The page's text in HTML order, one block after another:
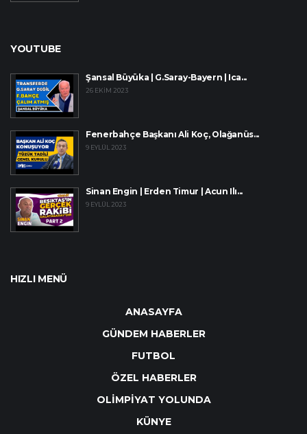
YOUTUBE
Şansal Büyüka | G.Saray-Bayern | Ica...
26 EKIM 2023
Fenerbahçe Başkanı Ali Koç, Olağanüs...
9 EYLÜL 2023
Sinan Engin | Erden Timur | Acun Ilı...
9 EYLÜL 2023
HIZLI MENÜ
ANASAYFA
GÜNDEM HABERLER
FUTBOL
ÖZEL HABERLER
OLİMPİYAT YOLUNDA
KÜNYE